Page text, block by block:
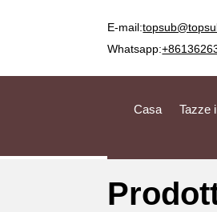
E-mail:
Whatsapp:
Casa Tazze